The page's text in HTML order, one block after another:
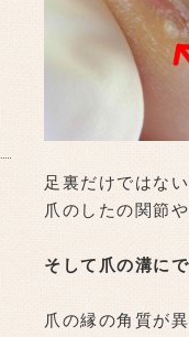
足裏だけではない
爪のしたの関節
そして爪の溝に
爪の縁の角質が